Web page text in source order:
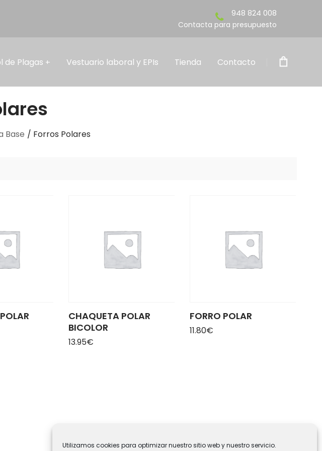
Utilizamos cookies para optimizar nuestro sitio web y nuestro servicio.
948 824 008
para presupuesto
de Plagas Vestuario laboral y EPIs Tienda Contacto
Base / Forros Polares
CHAQUETA POLAR
BICOLOR
13.95€
FORRO POLAR
11.80€